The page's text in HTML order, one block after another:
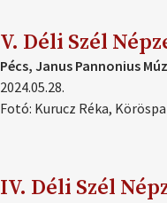
V. Déli Szél
Pécs, Janus Pannonius
2024.05.28.
Fotó: Kurucz Réka,
IV. Déli Szél